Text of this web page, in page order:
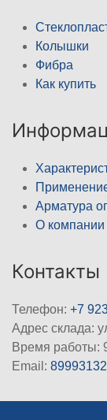
Колышки
Фибра
Как купить
Арматура
О компании
Контакты
Телефон: +7
Адрес склада:
Время работы:
Email: